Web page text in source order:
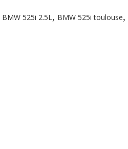
BMW 525i 2.5L, BMW 525i toulouse,